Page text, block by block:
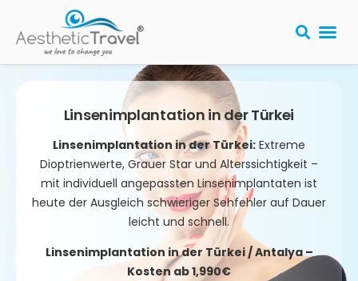
Linsenimplantation in der Türkei
Linsenimplantation in der Türkei: Extreme
Dioptrienwerte, Grauer Star und Alterssichtigkeit –
mit individuell angepassten Linsenimplantaten ist
heute der Ausgleich schwieriger Sehfehler auf Dauer
leicht und schnell.
Linsenimplantation in der Türkei / Antalya –
Kosten ab 1,990€